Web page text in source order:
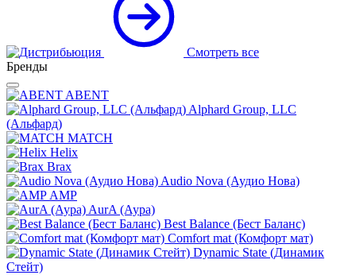
Смотреть все
Бренды
ABENT
Alphard Group, LLC
(Альфард)
MATCH
Helix
Brax
Audio Nova (Аудио Нова)
AMP
AurA (Аура)
Best Balance (Бест Баланс)
Comfort mat (Комфорт мат)
Dynamic State (Динамик
Стейт)